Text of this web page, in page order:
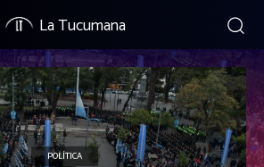
La Tucumana
POLÍTICA